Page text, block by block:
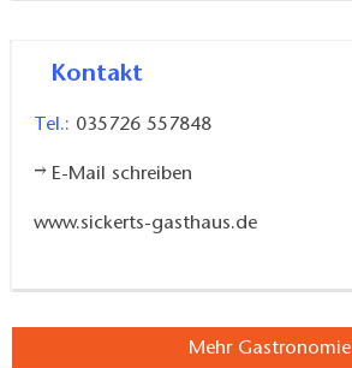
Kontakt
Tel.: 035726 557848
E-Mail schreiben
www.sickerts-gasthaus.de
Mehr Gastronomie